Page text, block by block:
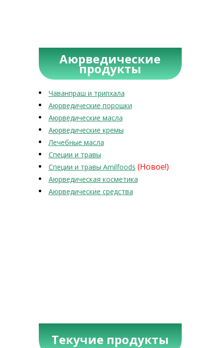
Аюрведические
продукты
Чаванпраш и трипхала
Аюрведические порошки
Аюрведические масла
Аюрведические кремы
Лечебные масла
Специи и травы
Специи и травы Amilfoods (Новое!)
Аюрведическая косметика
Аюрведические средства
Текучие продукты